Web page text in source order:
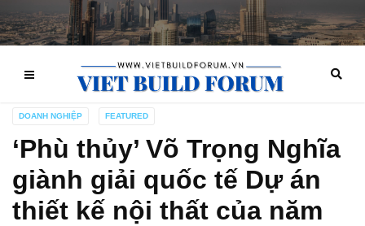
DOANH NGHIỆP FEATURED
‘Phù thủy’ Võ Trọng Nghĩa
giành giải quốc tế Dự án
thiết kế nội thất của năm